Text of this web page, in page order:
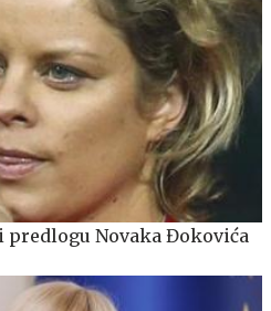
Novaka Đokovića